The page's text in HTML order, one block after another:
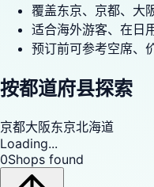
覆盖东京、京都、大
适合海外游客、在日
预订前可参考空席、
按都道府县探索
京都大阪东京北海道
Loading...
0Shops found